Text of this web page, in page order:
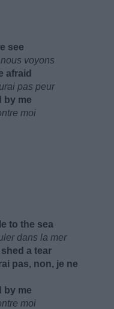
see
voyons
afraid
pas peur
by me
moi
to the sea
dans la mer
a tear
pas, non, je ne
by me
moi